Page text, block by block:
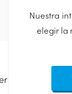
Nuestra
elegir la